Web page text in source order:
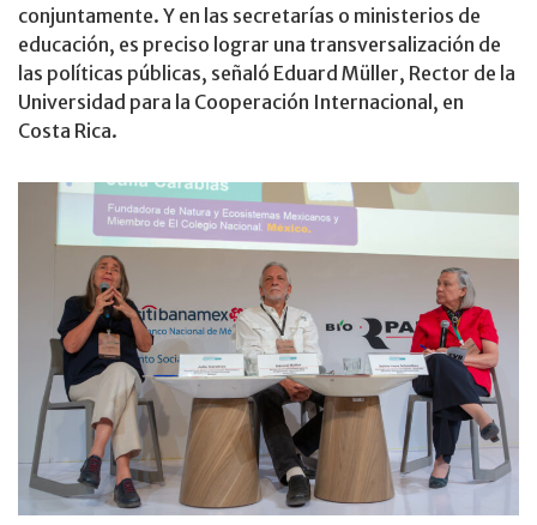
conjuntamente. Y en las secretarías o ministerios de
educación, es preciso lograr una transversalización de
las políticas públicas, señaló Eduard Müller, Rector de la
Universidad para la Cooperación Internacional, en
Costa Rica.